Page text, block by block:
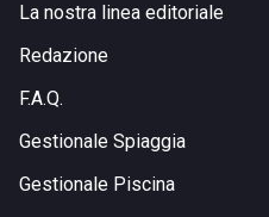
La nostra linea editoriale
Redazione
F.A.Q.
Gestionale Spiaggia
Gestionale Piscina